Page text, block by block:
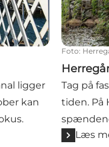
ligger
kan
Foto:
Tag på
tiden. På
Læs